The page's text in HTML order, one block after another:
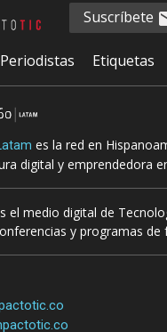
Suscríbete
Periodistas Etiquetas
es la red en
digital y emprendedora
el medio digital de
y programas